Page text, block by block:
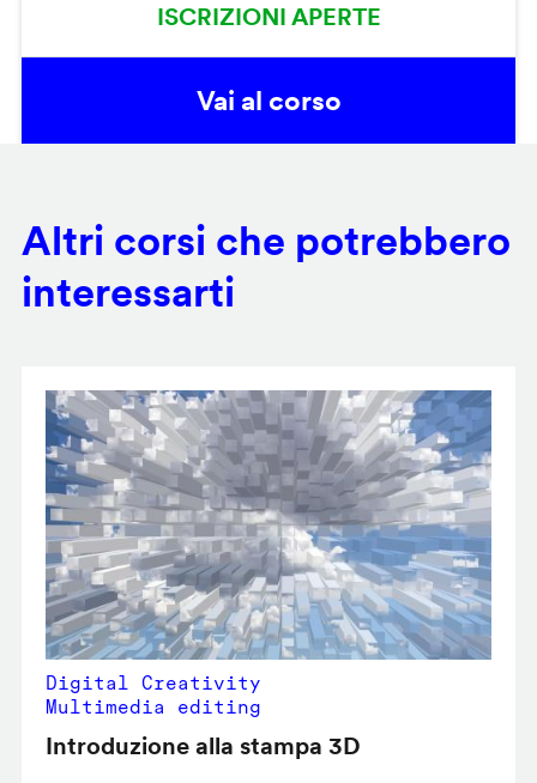
ISCRIZIONI APERTE
Vai al corso
Altri corsi che potrebbero
interessarti
Digital Creativity
Multimedia editing
Introduzione alla stampa 3D